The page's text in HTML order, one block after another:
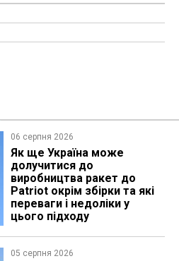
06 серпня 2026
Як ще Україна може
долучитися до
виробництва ракет до
Patriot окрім збірки та які
переваги і недоліки у
цього підходу
05 серпня 2026